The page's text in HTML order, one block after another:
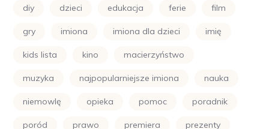
diy dzieci edukacja ferie film
gry imiona imiona dla dzieci imię
kids lista kino macierzyństwo
muzyka najpopularniejsze imiona nauka
niemowlę opieka pomoc poradnik
poród prawo premiera prezenty